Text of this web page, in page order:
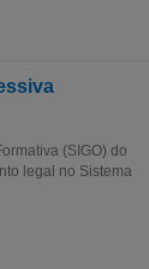
(SIGO) do
legal no Sistema